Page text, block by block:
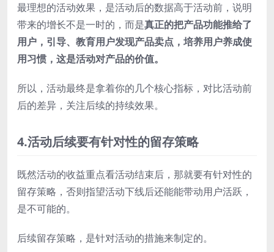
最理想的活动效果，是活动后的数据高于活动前，说明
带来的增长不是一时的，而是真正的把产品功能推给了
用户，引导、教育用户发现产品卖点，培养用户养成使
用习惯，这是活动对产品的价值。
所以，活动最终是拿着你的几个核心指标，对比活动前
后的差异，关注后续的持续效果。
4.活动后续要有针对性的留存策略
既然活动的收益重点看活动结束后，那就要有针对性的
留存策略，否则指望活动下线后还能能带动用户活跃，
是不可能的。
后续留存策略，是针对活动的措施来制定的。